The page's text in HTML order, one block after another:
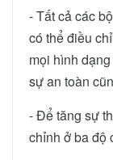
- Tất cả các
có thể điều
mọi hình
sự an toàn
- Để tăng sự
chỉnh ở ba độ